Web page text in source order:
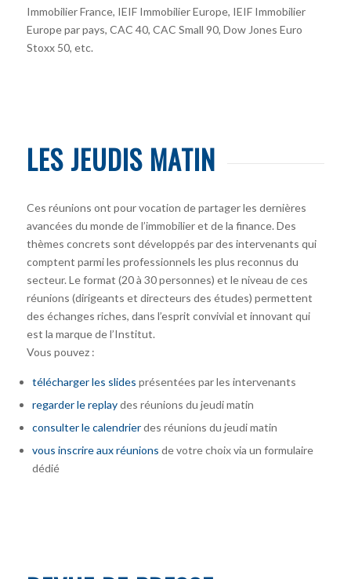
Immobilier France, IEIF Immobilier Europe, IEIF Immobilier
Europe par pays, CAC 40, CAC Small 90, Dow Jones Euro
Stoxx 50, etc.
LES JEUDIS MATIN
Ces réunions ont pour vocation de partager les dernières
avancées du monde de l’immobilier et de la finance. Des
thèmes concrets sont développés par des intervenants qui
comptent parmi les professionnels les plus reconnus du
secteur. Le format (20 à 30 personnes) et le niveau de ces
réunions (dirigeants et directeurs des études) permettent
des échanges riches, dans l’esprit convivial et innovant qui
est la marque de l’Institut.
Vous pouvez :
télécharger les slides présentées par les intervenants
regarder le replaydes réunions du jeudi matin
consulter le calendrierdes réunions du jeudi matin
vous inscrire aux réunions de votre choix via un formulaire
dédié